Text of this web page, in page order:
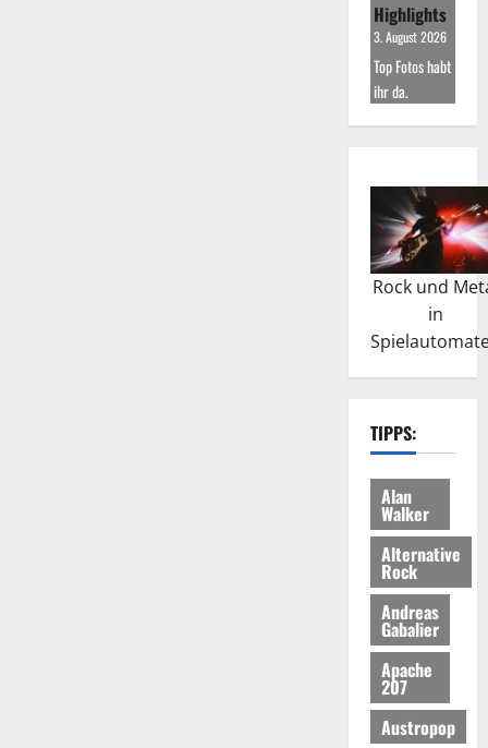
Highlights
3. August 2026
Top Fotos habt
ihr da.
Rock und
in
TIPPS:
Alan
Walker
Alternative
Rock
Andreas
Gabalier
Apache
207
Austropop